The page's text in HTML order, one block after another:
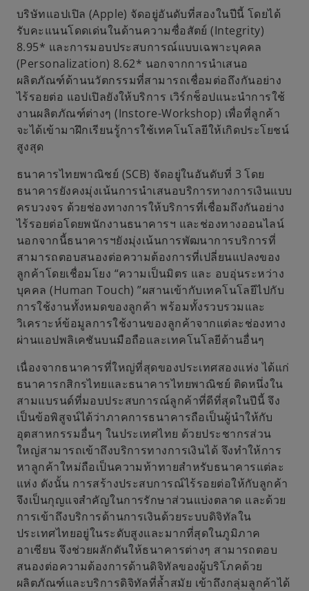
บริษัทแอปเปิล (Apple) จัดอยู่อันดับที่สองในปีนี้ โดยได้
รับคะแนนโดดเด่นในด้านความซื่อสัตย์ (Integrity)
8.95* และการมอบประสบการณ์แบบเฉพาะบุคคล
(Personalization) 8.62* นอกจากการนำเสนอ
ผลิตภัณฑ์ด้านนวัตกรรมที่สามารถเชื่อมต่อถึงกันอย่าง
ไร้รอยต่อ แอปเปิลยังให้บริการ เวิ‌ร์‌กช็‌อ‌ปแนะนำการใช้
งานผลิตภัณฑ์ต่างๆ (Instore-Workshop) ‌เพื่อที่ลูกค้า
จะได้เข้ามาฝึกเรียนรู้การใช้เทคโนโลยีให้เกิดประโยชน์
สูงสุด
ธนาคารไทยพาณิชย์ (SCB) จัดอยู่ในอันดับที่ 3 โดย
ธนาคารยังคงมุ่งเน้นการนำเสนอบริการทางการเงินแบบ
ครบวงจร ด้วยช่องทางการให้บริการที่เชื่อมถึงกันอย่าง
ไร้รอยต่อโดยพนักงานธนาคารฯ และช่องทางออนไลน์
นอกจากนี้ธนาคารฯยังมุ่งเน้นการพัฒนาการบริการที่
สามารถตอบสนองต่อความต้องการที่เปลี่ยนแปลงของ
ลูกค้าโดยเชื่อมโยง “ความเป็นมิตร และ อบอุ่นระหว่าง
บุคคล (Human Touch) ”ผสานเข้ากับเทคโนโลยีไปกับ
การใช้งานทั้งหมดของลูกค้า พร้อมทั้งรวบรวมและ
วิเคราะห์ข้อมูลการใช้งานของลูกค้าจากแต่ละช่องทาง
ผ่านแอปพลิเคชันบนมือถือและเทคโนโลยีด้านอื่นๆ
เนื่องจากธนาคารที่ใหญ่ที่สุดของประเทศสองแห่ง ได้แก่
ธนาคารกสิกรไทยและธนาคารไทยพาณิชย์ ติดหนึ่งใน
สามแบรนด์ที่มอบประสบการณ์ลูกค้าที่ดีที่สุดในปีนี้ จึง
เป็นข้อพิสูจน์ได้ว่าภาคการธนาคารถือเป็นผู้นำให้กับ
อุตสาหกรรมอื่นๆ ในประเทศไทย ด้วยประชากรส่วน
ใหญ่สามารถเข้าถึงบริการทางการเงินได้ จึงทำให้การ
หาลูกค้าใหม่ถือเป็นความท้าทายสำหรับธนาคารแต่ละ
แห่ง ดังนั้น การสร้างประสบการณ์ไร้รอยต่อให้กับลูกค้า
จึงเป็นกุญแจสำคัญในการรักษาส่วนแบ่งตลาด และด้วย
การเข้าถึงบริการด้านการเงินด้วยระบบดิจิทัลใน
ประเทศไทยอยู่ในระดับสูงและมากที่สุดในภูมิภาค
อาเซียน จึงช่วยผลักดันให้ธนาคารต่างๆ สามารถตอบ
สนองต่อความต้องการด้านดิจิทัลของผู้บริโภคด้วย
ผลิตภัณฑ์และบริการดิจิทัลที่ล้ำสมัย เข้าถึงกลุ่มลูกค้าได้